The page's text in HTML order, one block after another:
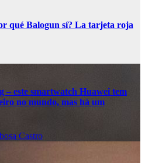
qué Balogun sí? La tarjeta roja
– este smartwatch Huawei tem
no mundo, mas há um
Castro